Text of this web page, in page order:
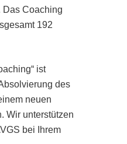
Das Coaching
192
ist
des
neuen
Wir unterstützen
bei Ihrem